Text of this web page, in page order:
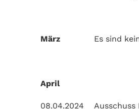
März Es sind
April
08.04.2024 Ausschuss